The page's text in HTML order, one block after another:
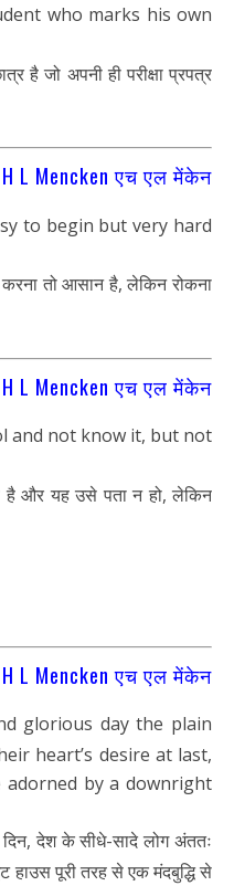
who marks his own
है जो अपनी ही परीक्षा प्रपत्र
H L Mencken एच एल मेंकेन
to begin but very hard
तो आसान है, लेकिन रोकना
H L Mencken एच एल मेंकेन
and not know it, but not
है और यह उसे पता न हो, लेकिन
H L Mencken एच एल मेंकेन
glorious day the plain
heart’s desire at last,
by a downright
देश के सीधे-सादे लोग अंततः
हाउस पूरी तरह से एक मंदबुद्धि से